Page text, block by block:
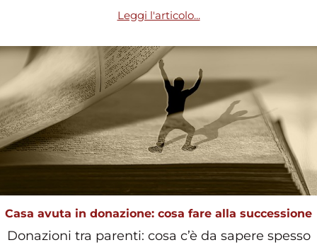
Leggi l'articolo...
Casa avuta in donazione: cosa fare alla successione
Donazioni tra parenti: cosa c’è da sapere spesso